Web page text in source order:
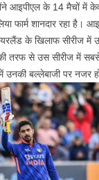
आइपीएल के 14 मैचों में
फार्म शानदार रहा है।
के खिलाफ सीरीज में
तरफ से उस सीरीज में
बल्लेबाजी पर नजर